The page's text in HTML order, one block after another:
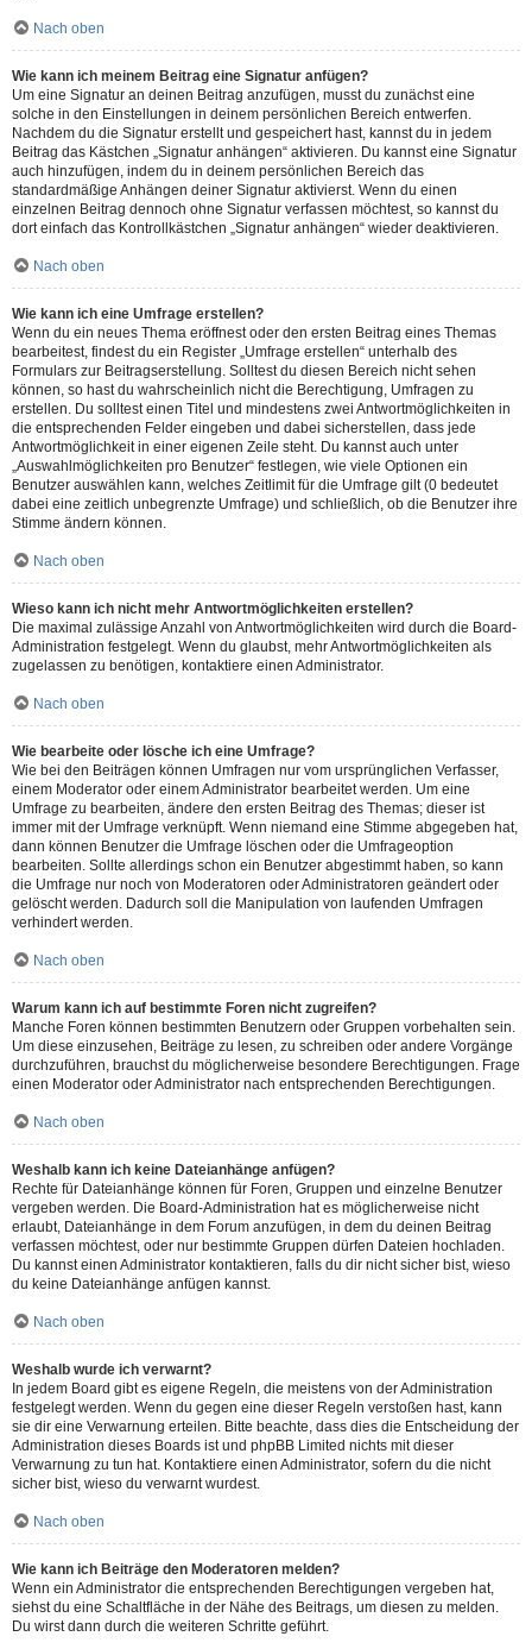
Nach oben
Wie kann ich meinem Beitrag eine Signatur anfügen?
Um eine Signatur an deinen Beitrag anzufügen, musst du zunächst eine
solche in den Einstellungen in deinem persönlichen Bereich entwerfen.
Nachdem du die Signatur erstellt und gespeichert hast, kannst du in jedem
Beitrag das Kästchen „Signatur anhängen“ aktivieren. Du kannst eine Signatur
auch hinzufügen, indem du in deinem persönlichen Bereich das
standardmäßige Anhängen deiner Signatur aktivierst. Wenn du einen
einzelnen Beitrag dennoch ohne Signatur verfassen möchtest, so kannst du
dort einfach das Kontrollkästchen „Signatur anhängen“ wieder deaktivieren.
Nach oben
Wie kann ich eine Umfrage erstellen?
Wenn du ein neues Thema eröffnest oder den ersten Beitrag eines Themas
bearbeitest, findest du ein Register „Umfrage erstellen“ unterhalb des
Formulars zur Beitragserstellung. Solltest du diesen Bereich nicht sehen
können, so hast du wahrscheinlich nicht die Berechtigung, Umfragen zu
erstellen. Du solltest einen Titel und mindestens zwei Antwortmöglichkeiten in
die entsprechenden Felder eingeben und dabei sicherstellen, dass jede
Antwortmöglichkeit in einer eigenen Zeile steht. Du kannst auch unter
„Auswahlmöglichkeiten pro Benutzer“ festlegen, wie viele Optionen ein
Benutzer auswählen kann, welches Zeitlimit für die Umfrage gilt (0 bedeutet
dabei eine zeitlich unbegrenzte Umfrage) und schließlich, ob die Benutzer ihre
Stimme ändern können.
Nach oben
Wieso kann ich nicht mehr Antwortmöglichkeiten erstellen?
Die maximal zulässige Anzahl von Antwortmöglichkeiten wird durch die Board-
Administration festgelegt. Wenn du glaubst, mehr Antwortmöglichkeiten als
zugelassen zu benötigen, kontaktiere einen Administrator.
Nach oben
Wie bearbeite oder lösche ich eine Umfrage?
Wie bei den Beiträgen können Umfragen nur vom ursprünglichen Verfasser,
einem Moderator oder einem Administrator bearbeitet werden. Um eine
Umfrage zu bearbeiten, ändere den ersten Beitrag des Themas; dieser ist
immer mit der Umfrage verknüpft. Wenn niemand eine Stimme abgegeben hat,
dann können Benutzer die Umfrage löschen oder die Umfrageoption
bearbeiten. Sollte allerdings schon ein Benutzer abgestimmt haben, so kann
die Umfrage nur noch von Moderatoren oder Administratoren geändert oder
gelöscht werden. Dadurch soll die Manipulation von laufenden Umfragen
verhindert werden.
Nach oben
Warum kann ich auf bestimmte Foren nicht zugreifen?
Manche Foren können bestimmten Benutzern oder Gruppen vorbehalten sein.
Um diese einzusehen, Beiträge zu lesen, zu schreiben oder andere Vorgänge
durchzuführen, brauchst du möglicherweise besondere Berechtigungen. Frage
einen Moderator oder Administrator nach entsprechenden Berechtigungen.
Nach oben
Weshalb kann ich keine Dateianhänge anfügen?
Rechte für Dateianhänge können für Foren, Gruppen und einzelne Benutzer
vergeben werden. Die Board-Administration hat es möglicherweise nicht
erlaubt, Dateianhänge in dem Forum anzufügen, in dem du deinen Beitrag
verfassen möchtest, oder nur bestimmte Gruppen dürfen Dateien hochladen.
Du kannst einen Administrator kontaktieren, falls du dir nicht sicher bist, wieso
du keine Dateianhänge anfügen kannst.
Nach oben
Weshalb wurde ich verwarnt?
In jedem Board gibt es eigene Regeln, die meistens von der Administration
festgelegt werden. Wenn du gegen eine dieser Regeln verstoßen hast, kann
sie dir eine Verwarnung erteilen. Bitte beachte, dass dies die Entscheidung der
Administration dieses Boards ist und phpBB Limited nichts mit dieser
Verwarnung zu tun hat. Kontaktiere einen Administrator, sofern du die nicht
sicher bist, wieso du verwarnt wurdest.
Nach oben
Wie kann ich Beiträge den Moderatoren melden?
Wenn ein Administrator die entsprechenden Berechtigungen vergeben hat,
siehst du eine Schaltfläche in der Nähe des Beitrags, um diesen zu melden.
Du wirst dann durch die weiteren Schritte geführt.